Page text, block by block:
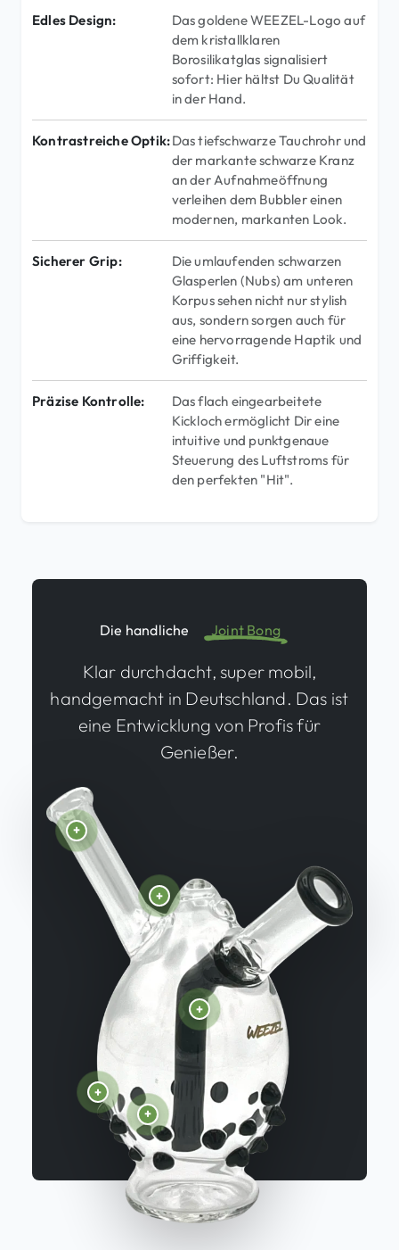
Edles Design:
Das goldene WEEZEL-Logo auf
dem kristallklaren
Borosilikatglas signalisiert
sofort: Hier hältst Du Qualität
in der Hand.
Kontrastreiche Optik:Das tiefschwarze Tauchrohr und
der markante schwarze Kranz
an der Aufnahmeöffnung
verleihen dem Bubbler einen
modernen, markanten Look.
Sicherer Grip:
Die umlaufenden schwarzen
Glasperlen (Nubs) am unteren
Korpus sehen nicht nur stylish
aus, sondern sorgen auch für
eine hervorragende Haptik und
Griffigkeit.
Präzise Kontrolle:
Das flach eingearbeitete
Kickloch ermöglicht Dir eine
intuitive und punktgenaue
Steuerung des Luftstroms für
den perfekten "Hit".
Die handliche Joint Bong
Klar durchdacht, super mobil,
handgemacht in Deutschland. Das ist
eine Entwicklung von Profis für
Genießer.
+
22K Echtgold. Das Logo ist aus echtem 22K Gold
+
Funktions-Perlen. Die aufgesetzten Perlen geben
+
Wasser-Reservoir. Filtert und kühlt den Rauch.
+
Extra langes Mundstück. Weit genug weg, damit Du
+
Praktisches Kickloch. Damit steuerst Du die